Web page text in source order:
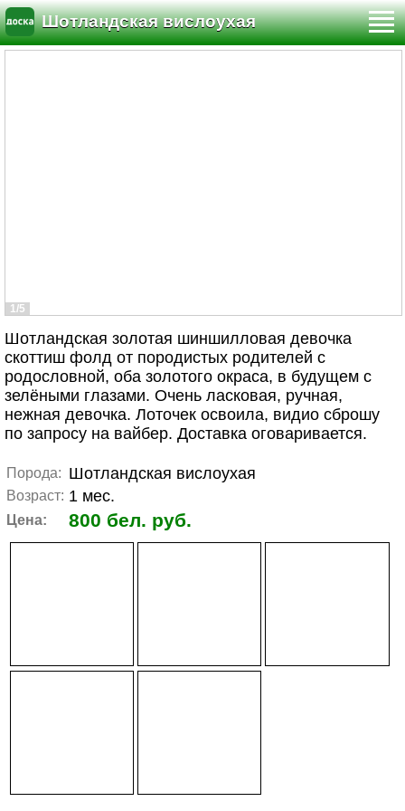
Шотландская вислоухая
1/5
Шотландская золотая шиншилловая девочка
скоттиш фолд от породистых родителей с
родословной, оба золотого окраса, в будущем с
зелёными глазами. Очень ласковая, ручная,
нежная девочка. Лоточек освоила, видио сброшу
по запросу на вайбер. Доставка оговаривается.
Порода: Шотландская вислоухая
Возраст: 1 мес.
Цена: 800 бел. руб.